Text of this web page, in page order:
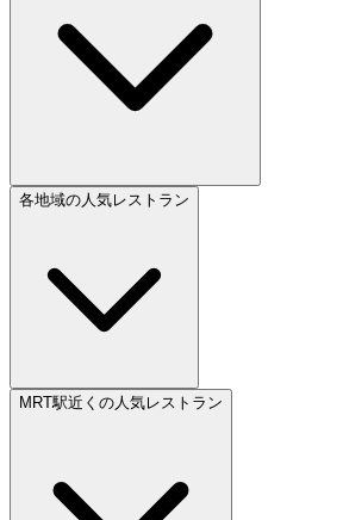
各地域の人気レストラン
MRT駅近くの人気レストラン